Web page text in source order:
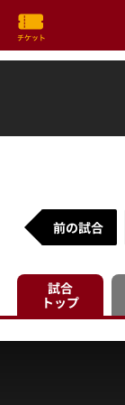
前の試合
試合
トップ